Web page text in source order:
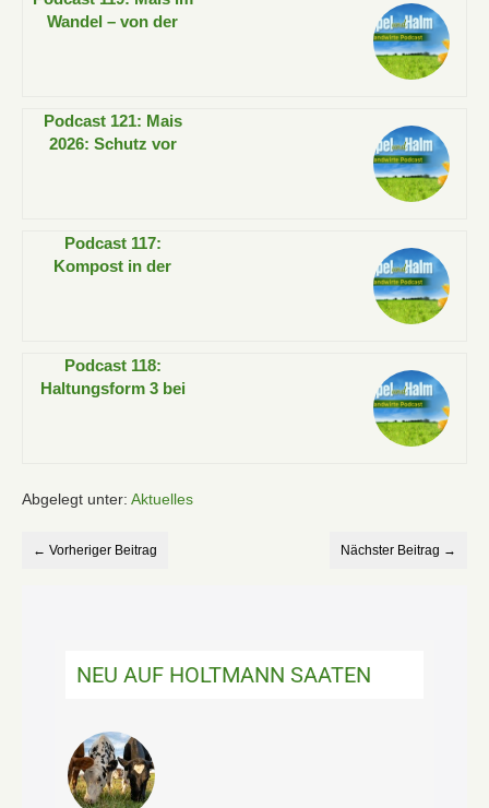
Wandel – von der
Podcast 121: Mais
2026: Schutz vor
Podcast 117:
Kompost in der
Podcast 118:
Haltungsform 3 bei
Abgelegt unter: Aktuelles
← Vorheriger Beitrag Nächster Beitrag →
NEU AUF HOLTMANN SAATEN